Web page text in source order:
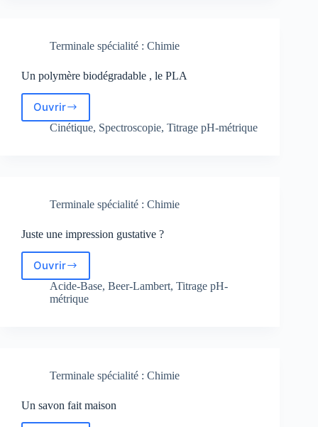
Terminale spécialité : Chimie
Un polymère biodégradable , le PLA
Ouvrir
Un
polymère
Cinétique, Spectroscopie, Titrage pH-métrique
Terminale spécialité : Chimie
Juste une impression gustative ?
OuvrirJuste
une
impression
Acide-Base, Beer-Lambert, Titrage pH-
métrique
Terminale spécialité : Chimie
Un savon fait maison